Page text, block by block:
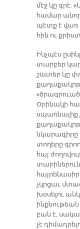
մէջ կը գրէ.
համար
պէտք է վառ
հին ու
Ինչպէս
տարբեր
շատեր կը
Օրինակի
սպառնալիք
նկարագիրը
տողերը
հայ
չկրցաւ
խօսելու
բան է,
չէ